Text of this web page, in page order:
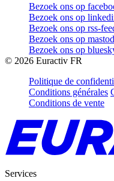
Bezoek ons op
Bezoek ons op
Bezoek ons op rss-
Bezoek ons op
Bezoek ons op
© 2026 Euractiv FR
Politique de
Conditions générales
Conditions de vente
Services